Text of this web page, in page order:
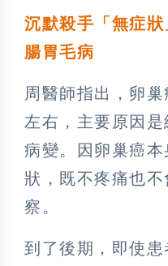
沉默殺手「無症
腸胃毛病
周醫師指出，卵
左右，主要原因
病變。因卵巢癌
狀，既不疼痛也
察。
到了後期，即使